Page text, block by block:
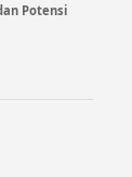
Potensi